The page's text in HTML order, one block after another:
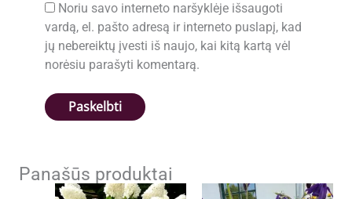
Noriu savo interneto naršyklėje išsaugoti
vardą, el. pašto adresą ir interneto puslapį, kad
jų nebereiktų įvesti iš naujo, kai kitą kartą vėl
norėsiu parašyti komentarą.
Panašūs produktai